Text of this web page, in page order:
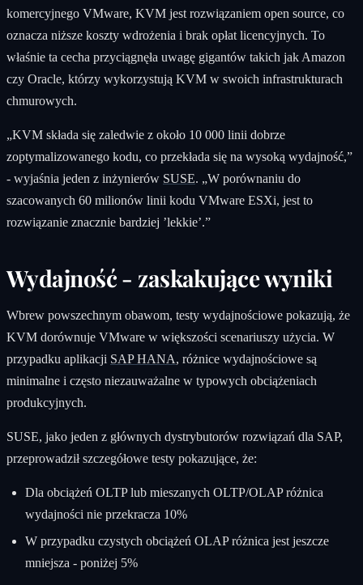
komercyjnego VMware, KVM jest rozwiązaniem open source, co
oznacza niższe koszty wdrożenia i brak opłat licencyjnych. To
właśnie ta cecha przyciągnęła uwagę gigantów takich jak Amazon
czy Oracle, którzy wykorzystują KVM w swoich infrastrukturach
chmurowych.
„KVM składa się zaledwie z około 10 000 linii dobrze
zoptymalizowanego kodu, co przekłada się na wysoką wydajność,”
- wyjaśnia jeden z inżynierów SUSE. „W porównaniu do
szacowanych 60 milionów linii kodu VMware ESXi, jest to
rozwiązanie znacznie bardziej ’lekkie’.”
Wydajność - zaskakujące wyniki
Wbrew powszechnym obawom, testy wydajnościowe pokazują, że
KVM dorównuje VMware w większości scenariuszy użycia. W
przypadku aplikacji SAP HANA, różnice wydajnościowe są
minimalne i często niezauważalne w typowych obciążeniach
produkcyjnych.
SUSE, jako jeden z głównych dystrybutorów rozwiązań dla SAP,
przeprowadził szczegółowe testy pokazujące, że:
Dla obciążeń OLTP lub mieszanych OLTP/OLAP różnica
wydajności nie przekracza 10%
W przypadku czystych obciążeń OLAP różnica jest jeszcze
mniejsza - poniżej 5%